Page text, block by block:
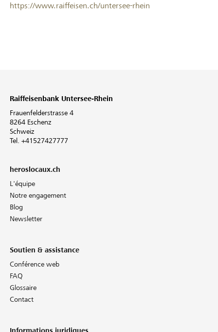
https://www.raiffeisen.ch/untersee-rhein
Raiffeisenbank Untersee-Rhein
Frauenfelderstrasse 4
8264 Eschenz
Schweiz
Tel. +41527427777
heroslocaux.ch
L'équipe
Notre engagement
Blog
Newsletter
Soutien & assistance
Conférence web
FAQ
Glossaire
Contact
Informations juridiques